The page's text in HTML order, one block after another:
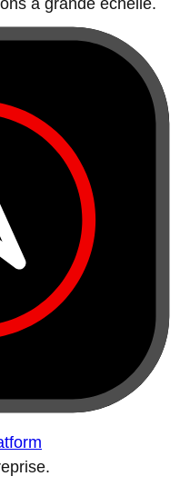
à grande échelle.